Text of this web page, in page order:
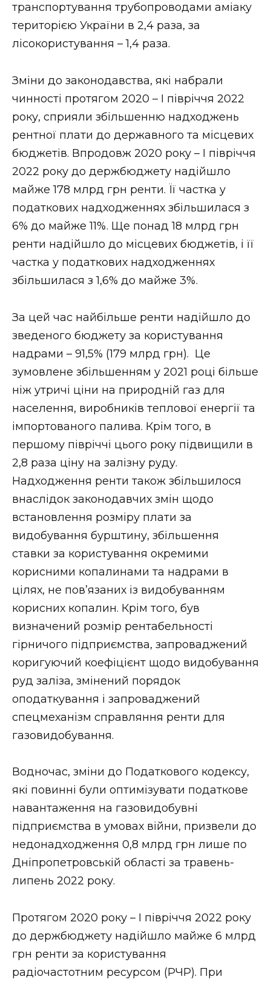
транспортування трубопроводами аміаку
територією України в 2,4 раза, за
лісокористування – 1,4 раза.
Зміни до законодавства, які набрали
чинності протягом 2020 – І півріччя 2022
року, сприяли збільшенню надходжень
рентної плати до державного та місцевих
бюджетів. Впродовж 2020 року – І півріччя
2022 року до держбюджету надійшло
майже 178 млрд грн ренти. Її частка у
податкових надходженнях збільшилася з
6% до майже 11%. Ще понад 18 млрд грн
ренти надійшло до місцевих бюджетів, і її
частка у податкових надходженнях
збільшилася з 1,6% до майже 3%.
За цей час найбільше ренти надійшло до
зведеного бюджету за користування
надрами – 91,5% (179 млрд грн). Це
зумовлене збільшенням у 2021 році більше
ніж утричі ціни на природній газ для
населення, виробників теплової енергії та
імпортованого палива. Крім того, в
першому півріччі цього року підвищили в
2,8 раза ціну на залізну руду.
Надходження ренти також збільшилося
внаслідок законодавчих змін щодо
встановлення розміру плати за
видобування бурштину, збільшення
ставки за користування окремими
корисними копалинами та надрами в
цілях, не пов’язаних із видобуванням
корисних копалин. Крім того, був
визначений розмір рентабельності
гірничого підприємства, запроваджений
коригуючий коефіцієнт щодо видобування
руд заліза, змінений порядок
оподаткування і запроваджений
спецмеханізм справляння ренти для
газовидобування.
Водночас, зміни до Податкового кодексу,
які повинні були оптимізувати податкове
навантаження на газовидобувні
підприємства в умовах війни, призвели до
недонадходження 0,8 млрд грн лише по
Дніпропетровській області за травень-
липень 2022 року.
Протягом 2020 року – І півріччя 2022 року
до держбюджету надійшло майже 6 млрд
грн ренти за користування
радіочастотним ресурсом (РЧР). При